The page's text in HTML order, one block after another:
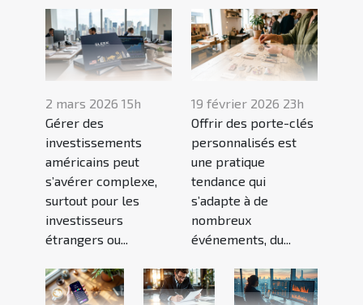
2 mars 2026 15h
Gérer des
investissements
américains peut
s’avérer complexe,
surtout pour les
investisseurs
étrangers ou...
19 février 2026 23h
Offrir des porte-clés
personnalisés est
une pratique
tendance qui
s’adapte à de
nombreux
événements, du...